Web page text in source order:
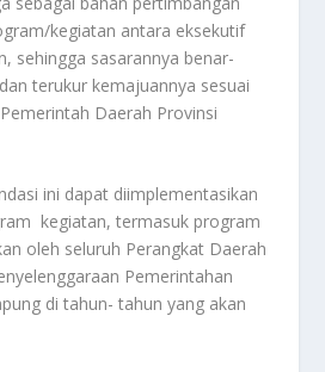
kegiatan antara eksekutif
sehingga sasarannya benar-
terukur kemajuannya sesuai
Daerah Provinsi
ini dapat diimplementasikan
kegiatan, termasuk program
oleh seluruh Perangkat Daerah
Pemerintahan
di tahun- tahun yang akan